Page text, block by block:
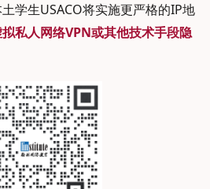
学生USACO将实施更严格的IP地
私人网络VPN或其他技术手段隐